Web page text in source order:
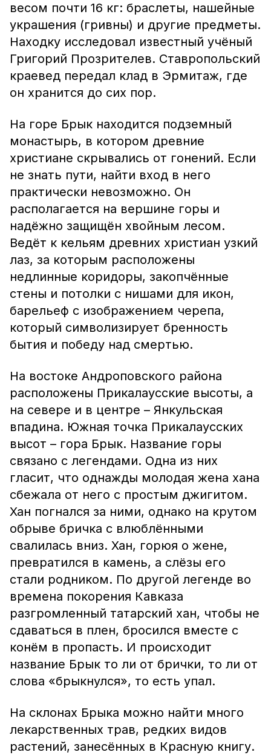
весом почти 16 кг: браслеты, нашейные
украшения (гривны) и другие предметы.
Находку исследовал известный учёный
Григорий Прозрителев. Ставропольский
краевед передал клад в Эрмитаж, где
он хранится до сих пор.
На горе Брык находится подземный
монастырь, в котором древние
христиане скрывались от гонений. Если
не знать пути, найти вход в него
практически невозможно. Он
располагается на вершине горы и
надёжно защищён хвойным лесом.
Ведёт к кельям древних христиан узкий
лаз, за которым расположены
недлинные коридоры, закопчённые
стены и потолки с нишами для икон,
барельеф с изображением черепа,
который символизирует бренность
бытия и победу над смертью.
На востоке Андроповского района
расположены Прикалаусские высоты, а
на севере и в центре – Янкульская
впадина. Южная точка Прикалаусских
высот – гора Брык. Название горы
связано с легендами. Одна из них
гласит, что однажды молодая жена хана
сбежала от него с простым джигитом.
Хан погнался за ними, однако на крутом
обрыве бричка с влюблёнными
свалилась вниз. Хан, горюя о жене,
превратился в камень, а слёзы его
стали родником. По другой легенде во
времена покорения Кавказа
разгромленный татарский хан, чтобы не
сдаваться в плен, бросился вместе с
конём в пропасть. И происходит
название Брык то ли от брички, то ли от
слова «брыкнулся», то есть упал.
На склонах Брыка можно найти много
лекарственных трав, редких видов
растений, занесённых в Красную книгу.